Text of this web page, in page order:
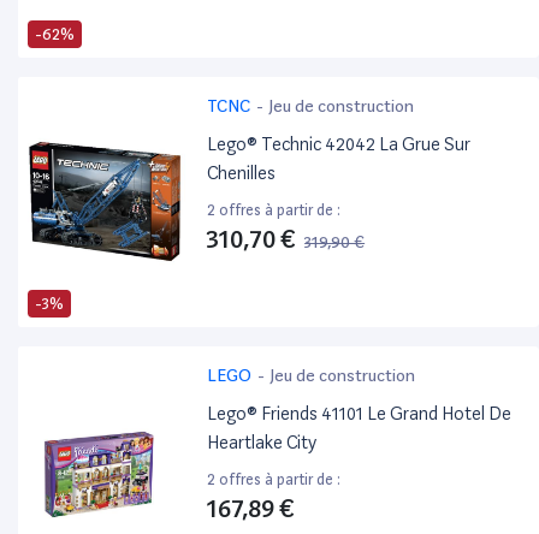
-62%
-3%
TCNC - Jeu de construction
Lego® Technic 42042 La Grue Sur
Chenilles
2 offres à partir de :
310,70 € 319,90 €
LEGO - Jeu de construction
Lego® Friends 41101 Le Grand Hotel De
Heartlake City
2 offres à partir de :
167,89 €